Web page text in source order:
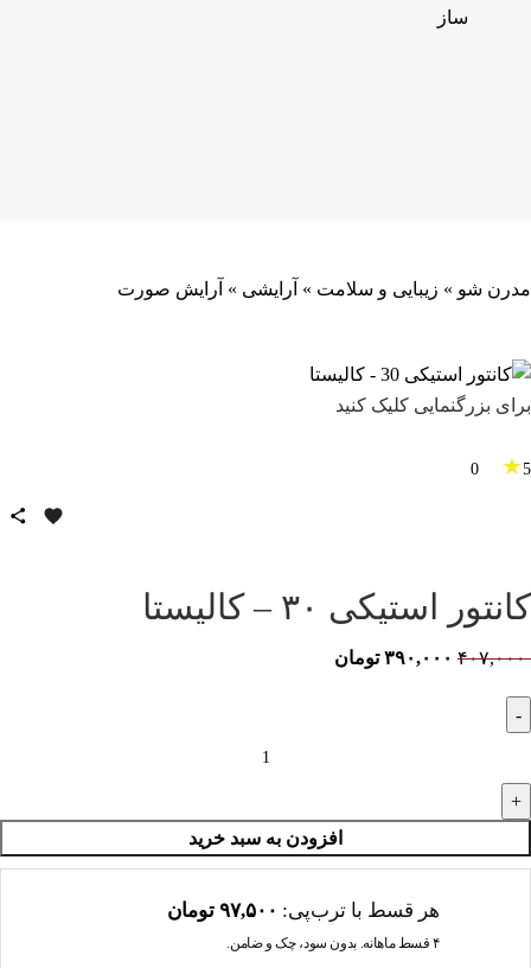
ساز
مدرن شو » زیبایی و سلامت » آرایشی » آرایش صورت
برای بزرگنمایی کلیک کنید
5
★
کانتور استیکی ۳۰ – کالیستا
۴۰۷,۰۰۰ ۳۹۰,۰۰۰ تومان
افزودن به سبد خرید
هر قسط با ترب‌پی: ۹۷,۵۰۰ تومان
۴ قسط ماهانه. بدون سود، چک و ضامن.